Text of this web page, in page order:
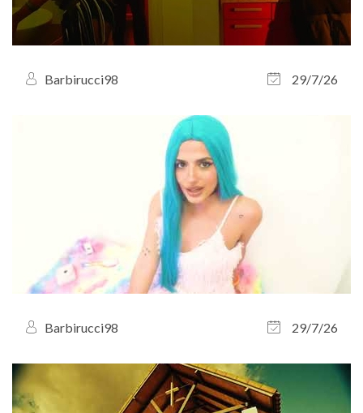
Barbirucci98 29/7/26
Barbirucci98 29/7/26